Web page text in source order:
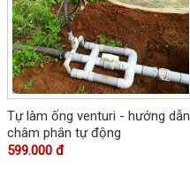
Tự làm ống venturi - hướng dẫn
châm phân tự động
599.000 đ